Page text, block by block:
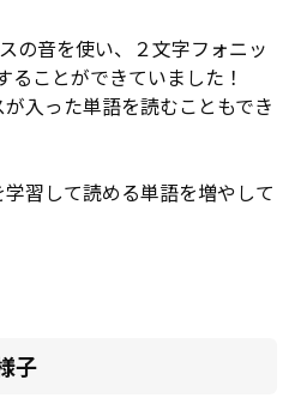
の音を使い、２文字フォニッ
ことができていました！
入った単語を読むこともでき
習して読める単語を増やして
子